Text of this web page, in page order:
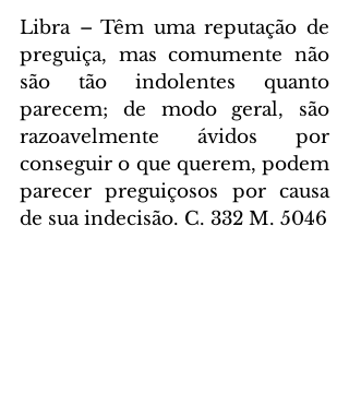
Libra – Têm uma reputação de
preguiça, mas comumente não
são tão indolentes quanto
parecem; de modo geral, são
razoavelmente ávidos por
conseguir o que querem, podem
parecer preguiçosos por causa
de sua indecisão. C. 332 M. 5046